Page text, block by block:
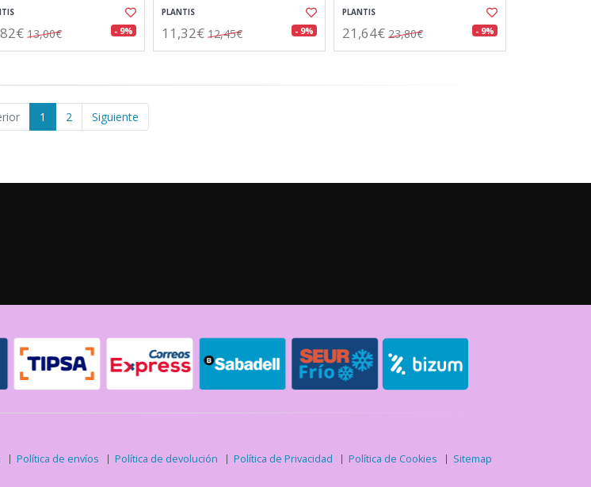
13,00€ - 9%
PLANTIS
11,32€ 12,45€ - 9%
PLANTIS
21,64€ 23,80€ - 9%
1 2 Siguiente
Política de envíos Política de devolución Política de Privacidad Política de Cookies Sitemap